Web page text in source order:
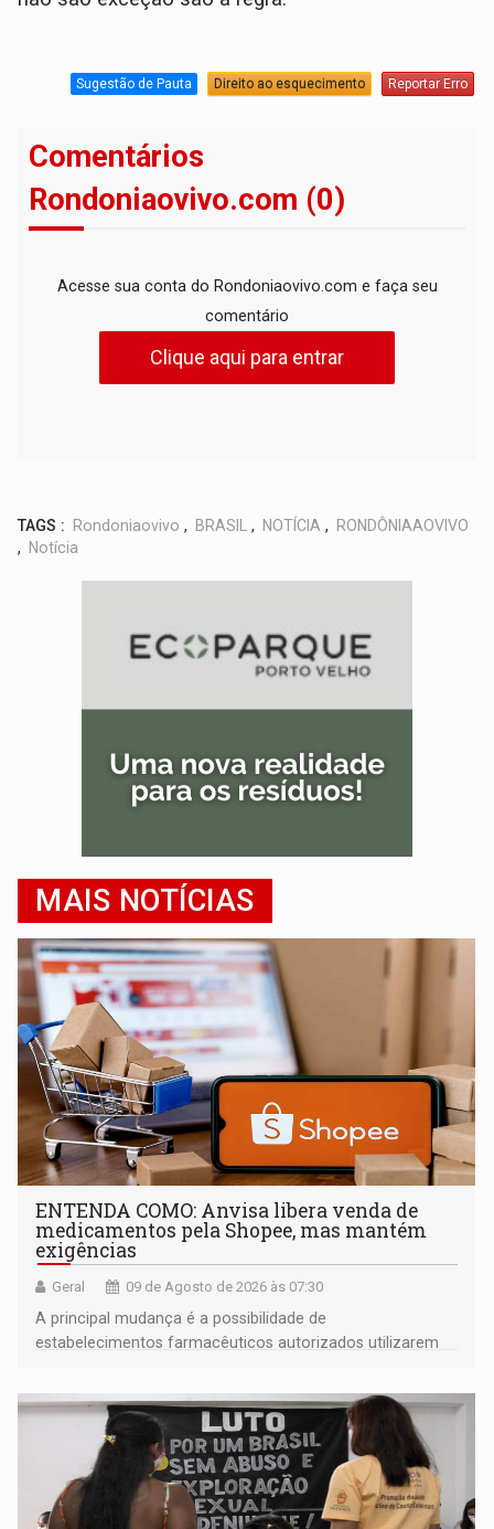
Sugestão de Pauta Direito ao esquecimento Reportar Erro
Comentários
Rondoniaovivo.com (0)
Acesse sua conta do Rondoniaovivo.com e faça seu
comentário
Clique aqui para entrar
TAGS : Rondoniaovivo , BRASIL , NOTÍCIA ,
RONDÔNIAAOVIVO
,
Notícia
MAIS NOTÍCIAS
ENTENDA COMO: Anvisa libera venda de
medicamentos pela Shopee, mas mantém
exigências
Geral 09 de Agosto de 2026 às 07:30
A principal mudança é a possibilidade de
estabelecimentos farmacêuticos autorizados utilizarem